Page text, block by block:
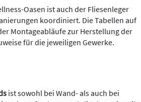
Oasen ist auch der Fliesenleger
koordiniert. Die Tabellen auf
Montageabläufe zur Herstellung der
für die jeweiligen Gewerke.
ist sowohl bei Wand- als auch bei